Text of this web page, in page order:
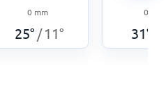
0 mm
25° / 11°
0
31°